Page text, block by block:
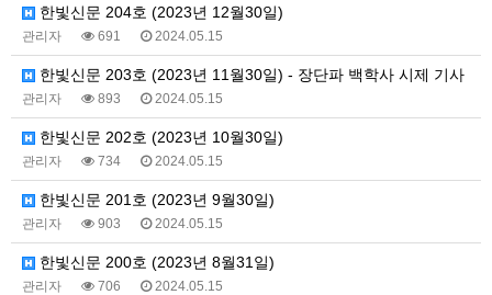
한빛신문 204호 (2023년 12월30일)
관리자 691 2024.05.15
한빛신문 203호 (2023년 11월30일) - 장단파 백학사 시제 기사
관리자 893 2024.05.15
한빛신문 202호 (2023년 10월30일)
관리자 734 2024.05.15
한빛신문 201호 (2023년 9월30일)
관리자 903 2024.05.15
한빛신문 200호 (2023년 8월31일)
관리자 706 2024.05.15